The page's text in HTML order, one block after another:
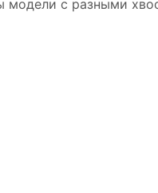
модели с разными